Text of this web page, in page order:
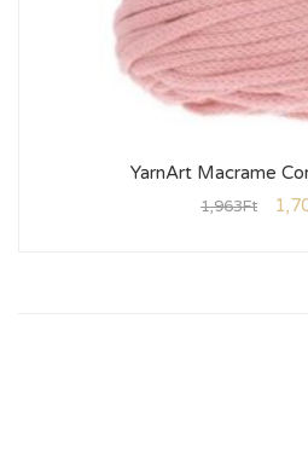
YarnArt Macrame
1,963Ft